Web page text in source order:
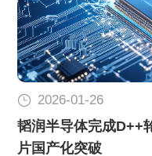
2026-01-26
韬润半导体完成D++
片国产化突破